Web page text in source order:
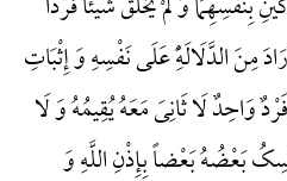
مِنَ الدَّلَالَهًِْ عَلَی نَفْسِهِ وَ إِثْبَاتِ
وَاحِدٌ لَا ثَانِیَ مَعَهُ یُقِیمُهُ وَ لَا
بَعْضُهُ بَعْضاً بِإِذْنِ اللَّهِ وَ